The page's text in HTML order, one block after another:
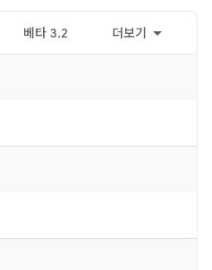
베타 3.2 더보기